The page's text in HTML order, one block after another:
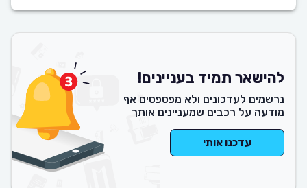
להישאר תמיד בעניינים!
נרשמים לעדכונים ולא מפספסים אף
מודעה על רכבים שמעניינים אותך
עדכנו אותי